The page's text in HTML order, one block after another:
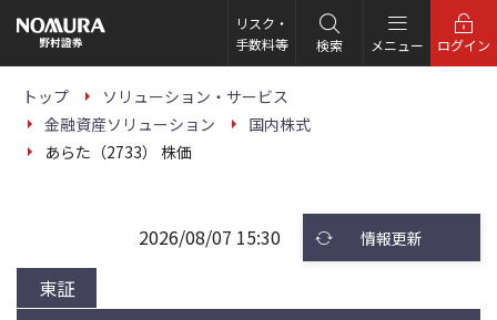
の
ー
リスク・
手数料等
検索 メニュー ログイン
トップ
ソリューション・サービス
金融資産ソリューション
国内株式
あらた（2733） 株価
東証
2026/08/07 15:30 情報更新